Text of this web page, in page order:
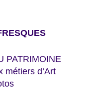
PATRIMOINE
métiers d’Art